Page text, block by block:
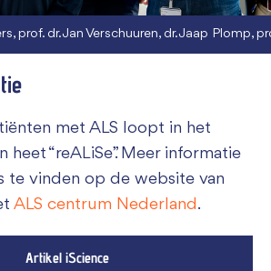
prof. dr. Jan Verschuuren, dr. Jaap Plomp,
met ALS loopt in het
“reALiSe”. Meer informatie
te vinden op de website van
ALS centrum Nederland .
Artikel iScience